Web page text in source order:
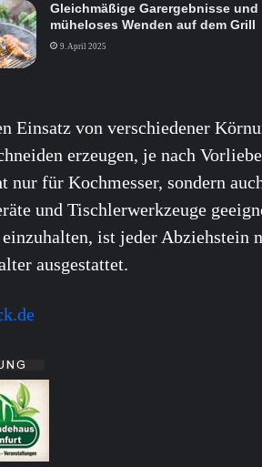
Gleichmäßige Garergebnisse und
müheloses Wenden auf dem Grill
9. April 2025
Einsatz von verschiedener
erzeugen, je nach
nur für Kochmesser, sondern
und Tischlerwerkzeuge
ist jeder Abziehstein
ausgestattet.